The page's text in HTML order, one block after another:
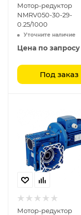
Мотор-редуктор
NMRV050-30-29-
0.25/1000
Уточните наличие
Цена по запросу
Под заказ
Мотор-редуктор